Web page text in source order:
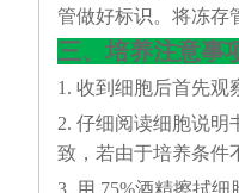
管做好标识。将冻存
三、培养注意事
1. 收到细胞后首先
2. 仔细阅读细胞说
致，若由于培养条件
3. 用 75%酒精擦拭